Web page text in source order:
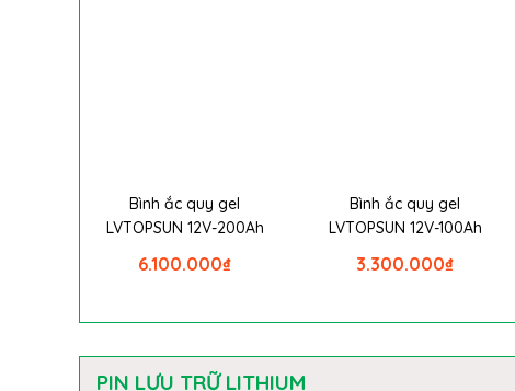
Bình ắc quy gel
LVTOPSUN 12V-200Ah
₫
6.100.000
Bình ắc quy gel
LVTOPSUN 12V-100Ah
₫
3.300.000
PIN LƯU TRỮ LITHIUM